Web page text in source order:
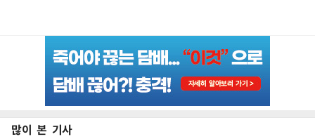
많이 본 기사